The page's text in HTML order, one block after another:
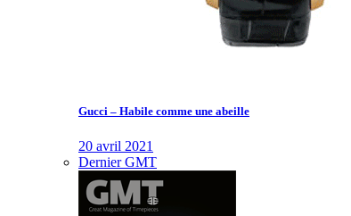
Gucci – Habile comme une abeille
20 avril 2021
Dernier GMT